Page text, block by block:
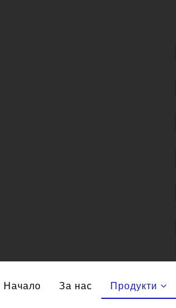
Начало За нас Продукти